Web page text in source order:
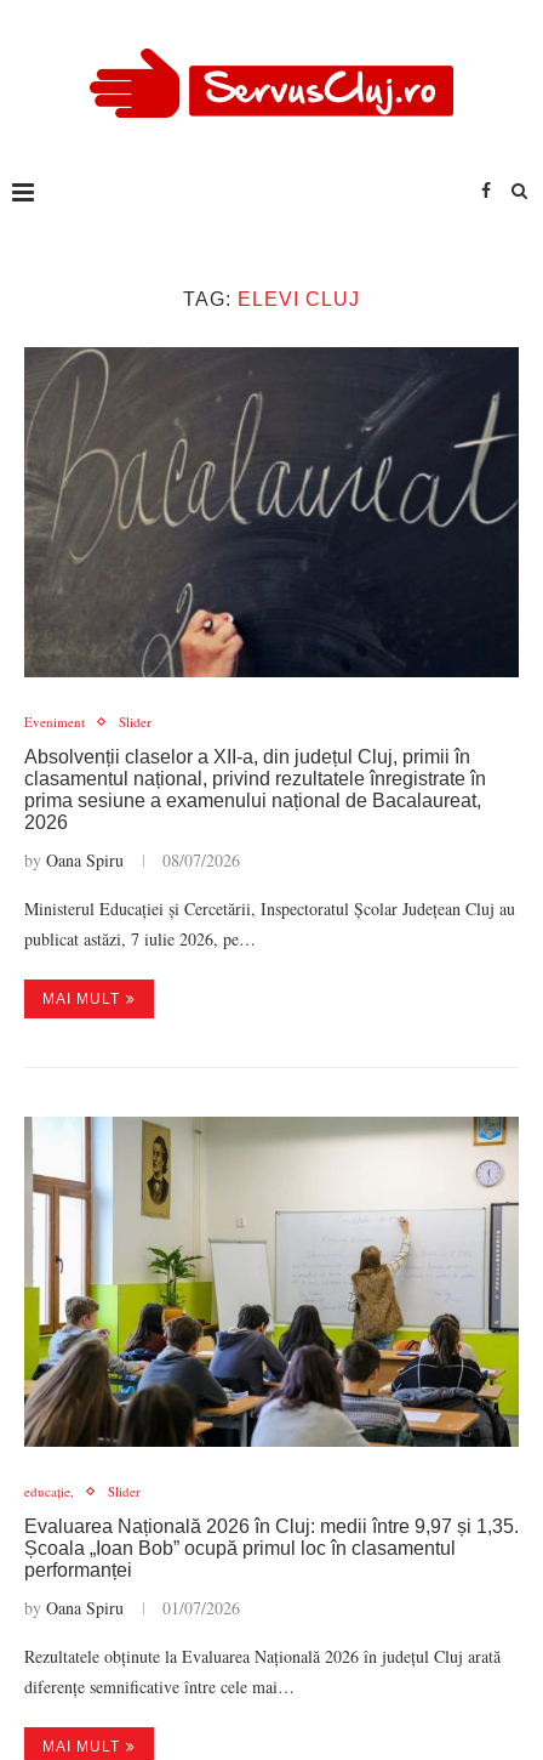
TAG: ELEVI CLUJ
Eveniment Slider
Absolvenții claselor a XII-a, din județul Cluj, primii în
clasamentul național, privind rezultatele înregistrate în
prima sesiune a examenului național de Bacalaureat,
2026
by Oana Spiru 08/07/2026
Ministerul Educației și Cercetării, Inspectoratul Școlar Județean Cluj au
publicat astăzi, 7 iulie 2026, pe…
MAI MULT
educație, Slider
Evaluarea Națională 2026 în Cluj: medii între 9,97 și 1,35.
Școala „Ioan Bob” ocupă primul loc în clasamentul
performanței
by Oana Spiru 01/07/2026
Rezultatele obținute la Evaluarea Națională 2026 în județul Cluj arată
diferențe semnificative între cele mai…
MAI MULT